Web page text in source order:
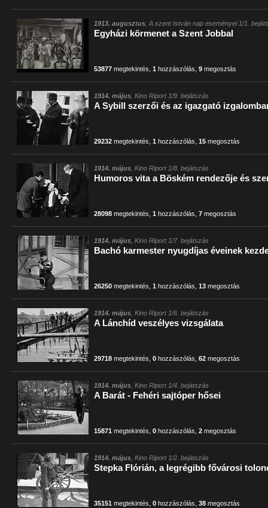
1913. augusztus , A szent István nap eseményei 1/1.
Egyházi körmenet a Szent Jobbal
53877 megtekintés ,1 hozzászólás ,9 megosztás
1914. május , Kino Riport 1/9. bejátszás
A Sybill szerzői és az igazgató
29232 megtekintés ,1 hozzászólás ,15 megosztás
1914. május , Kino Riport 1/8. bejátszás
Humoros vita a Böském rendezője és
28098 megtekintés ,1 hozzászólás ,7 megosztás
1914. május , Kino Riport 1/7. bejátszás
Bachó karmester nyugdíjas éveinek
26250 megtekintés ,1 hozzászólás ,13 megosztás
1914. május , Kino Riport 1/6. bejátszás
A Lánchíd veszélyes vizsgálata
29718 megtekintés ,0 hozzászólás ,62 megosztás
1914. május , Kino Riport 1/4. bejátszás
A Barát - Fehéri sajtóper hősei
15871 megtekintés ,0 hozzászólás ,2 megosztás
1914. május , Kino Riport 1/2. bejátszás
Stepka Flórián, a legrégibb fővárosi
35151 megtekintés ,0 hozzászólás ,38 megosztás